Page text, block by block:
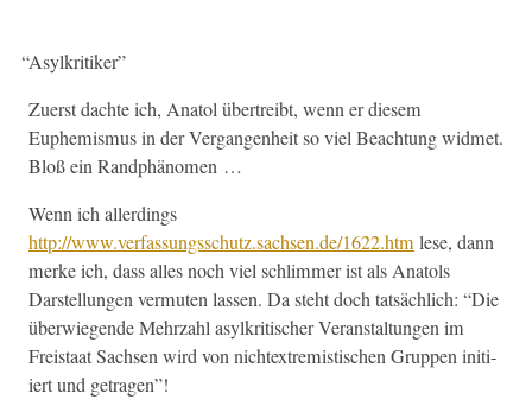
“Asylkri­tik­er”
Zuerst dachte ich, Ana­tol übertreibt, wenn er diesem
Euphemis­mus in der Ver­gan­gen­heit so viel Beach­tung wid­met.
Bloß ein Randphänomen …
Wenn ich allerd­ings
http://www.verfassungsschutz.sachsen.de/1622.htmlese, dann
merke ich, dass alles noch viel schlim­mer ist als Ana­tols
Darstel­lun­gen ver­muten lassen. Da ste­ht doch tat­säch­lich: “Die
über­wiegende Mehrzahl asylkri­tis­ch­er Ver­anstal­tun­gen im
Freis­taat Sach­sen wird von nich­tex­trem­istis­chen Grup­pen ini­ti­
iert und getragen”!